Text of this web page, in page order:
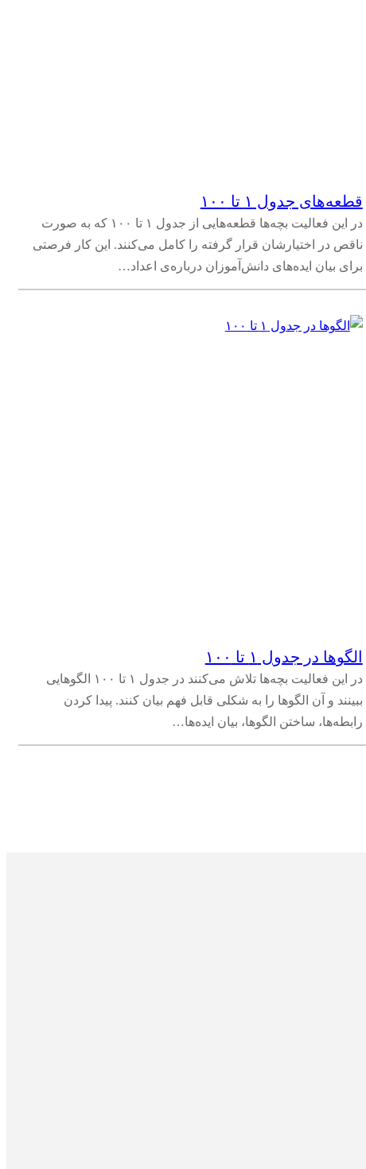
قطعه‌های جدول ۱ تا ۱۰۰
در این فعالیت بچه‌ها قطعه‌هایی از جدول ۱ تا ۱۰۰ که به صورت
ناقص در اختیارشان قرار گرفته را کامل می‌کنند. این کار فرصتی
برای بیان ایده‌های دانش‌آموزان درباره‌ی اعداد…
الگوها در جدول ۱ تا ۱۰۰
در این فعالیت بچه‌ها تلاش می‌کنند در جدول ۱ تا ۱۰۰ الگوهایی
ببینند و آن الگوها را به شکلی قابل فهم بیان کنند. پیدا کردن
رابطه‌ها، ساختن الگوها، بیان ایده‌ها…